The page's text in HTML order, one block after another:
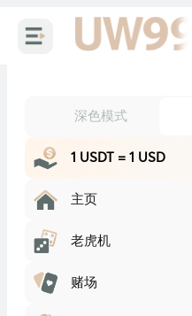
深色模式
1 USDT = 1 USD
主页
老虎机
赌场